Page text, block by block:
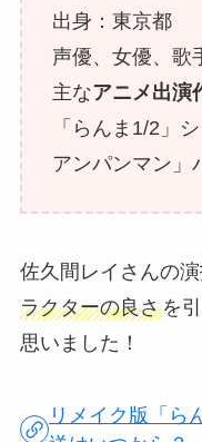
出身：東京都
声優、女優、歌
主なアニメ出演
「らんま1/2」
アンパンマン」
佐久間レイさんの
ラクターの良さを
思いました！
リメイク版「ら